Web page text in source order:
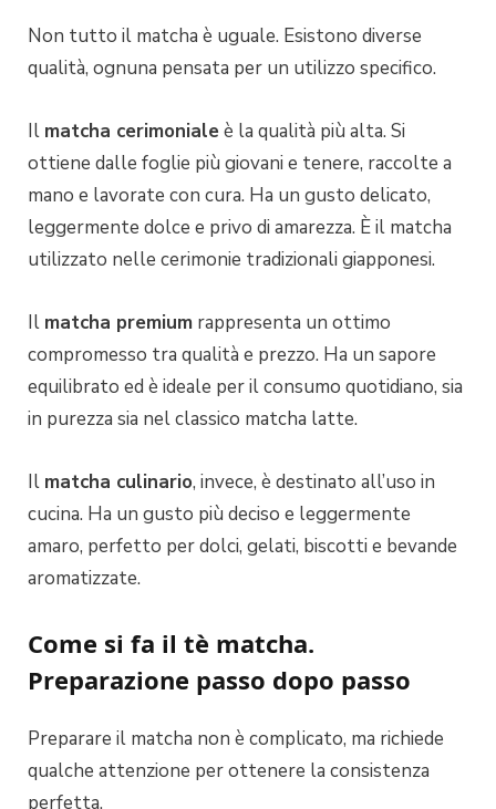
Non tutto il matcha è uguale. Esistono diverse
qualità, ognuna pensata per un utilizzo specifico.
Il matcha cerimonialeè la qualità più alta. Si
ottiene dalle foglie più giovani e tenere, raccolte a
mano e lavorate con cura. Ha un gusto delicato,
leggermente dolce e privo di amarezza. È il matcha
utilizzato nelle cerimonie tradizionali giapponesi.
Il matcha premium rappresenta un ottimo
compromesso tra qualità e prezzo. Ha un sapore
equilibrato ed è ideale per il consumo quotidiano, sia
in purezza sia nel classico matcha latte.
Il matcha culinario, invece, è destinato all’uso in
cucina. Ha un gusto più deciso e leggermente
amaro, perfetto per dolci, gelati, biscotti e bevande
aromatizzate.
Come si fa il tè matcha.
Preparazione passo dopo passo
Preparare il matcha non è complicato, ma richiede
qualche attenzione per ottenere la consistenza
perfetta.